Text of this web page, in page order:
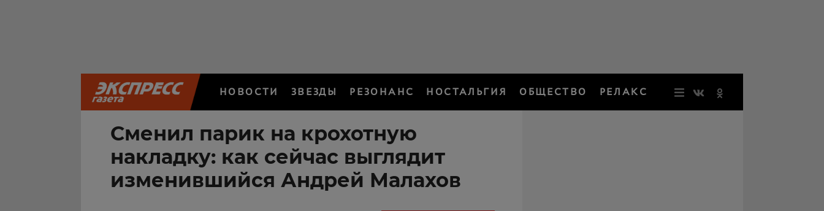
НОВОСТИ ЗВЕЗДЫ РЕЗОНАНС НОСТАЛЬГИЯ ОБЩЕСТВО РЕЛАКС
Сменил парик на крохотную
накладку: как сейчас выглядит
изменившийся Андрей Малахов